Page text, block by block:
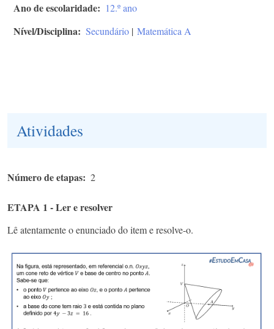
Ano de escolaridade 12.º ano
Nível/Disciplina Secundário | Matemática A
Atividades
Número de etapas 2
ETAPA 1 - Ler e resolver
Lê atentamente o enunciado do item e resolve-o.